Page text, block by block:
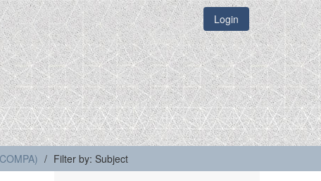
Login
Filter by: Subject